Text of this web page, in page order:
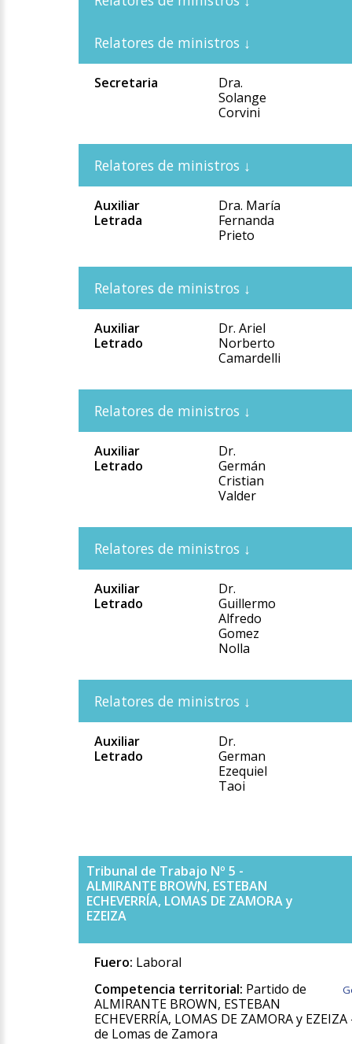
Secretaria
Dra.
Solange
Corvini
Auxiliar
Letrada
Dra. María
Fernanda
Prieto
Auxiliar
Letrado
Dr. Ariel
Norberto
Camardelli
Auxiliar
Letrado
Dr.
Germán
Cristian
Valder
Auxiliar
Letrado
Dr.
Guillermo
Alfredo
Gomez
Nolla
Auxiliar
Letrado
Dr.
German
Ezequiel
Taoi
Tribunal de Trabajo Nº 5 -
ALMIRANTE BROWN, ESTEBAN
ECHEVERRÍA, LOMAS DE ZAMORA y
EZEIZA
Fuero: Laboral
Competencia territorial: Partido de
ALMIRANTE BROWN, ESTEBAN
ECHEVERRÍA, LOMAS DE ZAMORA y
de Lomas de Zamora